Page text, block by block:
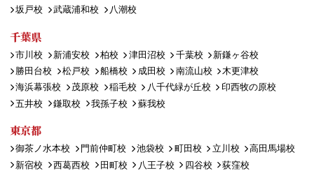
坂戸校
武蔵浦和校 八潮校
千葉県
市川校 新浦安校 柏校 津田沼校 千葉校
新鎌ヶ谷校
勝田台校
松戸校 船橋校 成田校 南流山校
木更津校
海浜幕張校
茂原校 稲毛校 八千代緑が丘校
印西牧の原校
五井校
鎌取校 我孫子校 蘇我校
東京都
御茶ノ水本校 門前仲町校 池袋校 町田校 立川校
高田馬場校
新宿校
西葛西校 田町校 八王子校 四谷校
荻窪校